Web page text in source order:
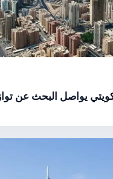
يواصل البحث عن